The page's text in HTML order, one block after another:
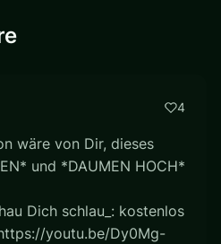
4
wäre von Dir, dieses
und *DAUMEN HOCH*
Dich schlau_: kostenlos
youtu.be/Dy0Mg-